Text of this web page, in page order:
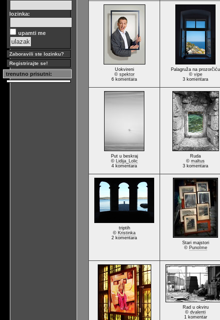
lozinka:
upamti me
Zaboravili ste lozinku?
Registrirajte se!
trenutno prisutni:
Uokvireni
© spektor
6 komentara
Palagruža na prozorčiću
© vipe
3 komentara
Put u beskraj
© Lidija_Lolic
4 komentara
Ruda
© maltus
3 komentara
triptih
© Kristinka
2 komentara
Stari majstori
© PunoIme
Rad u okviru
© dvalenti
1 komentar